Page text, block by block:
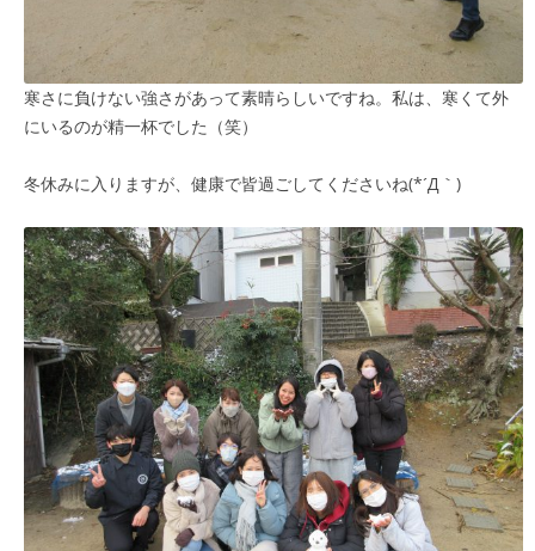
寒さに負けない強さがあって素晴らしいですね。私は、寒くて外
にいるのが精一杯でした（笑）
冬休みに入りますが、健康で皆過ごしてくださいね(*´Д｀)